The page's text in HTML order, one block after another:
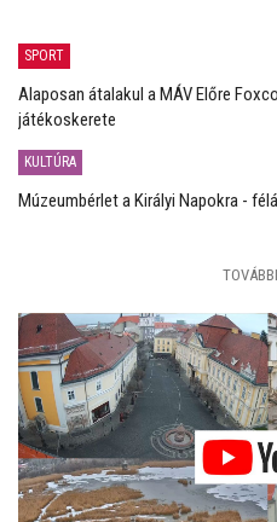
SPORT
Alaposan átalakul a MÁV Előre
játékoskerete
KULTÚRA
Múzeumbérlet a Királyi Napokra -